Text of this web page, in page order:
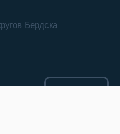
Бердска